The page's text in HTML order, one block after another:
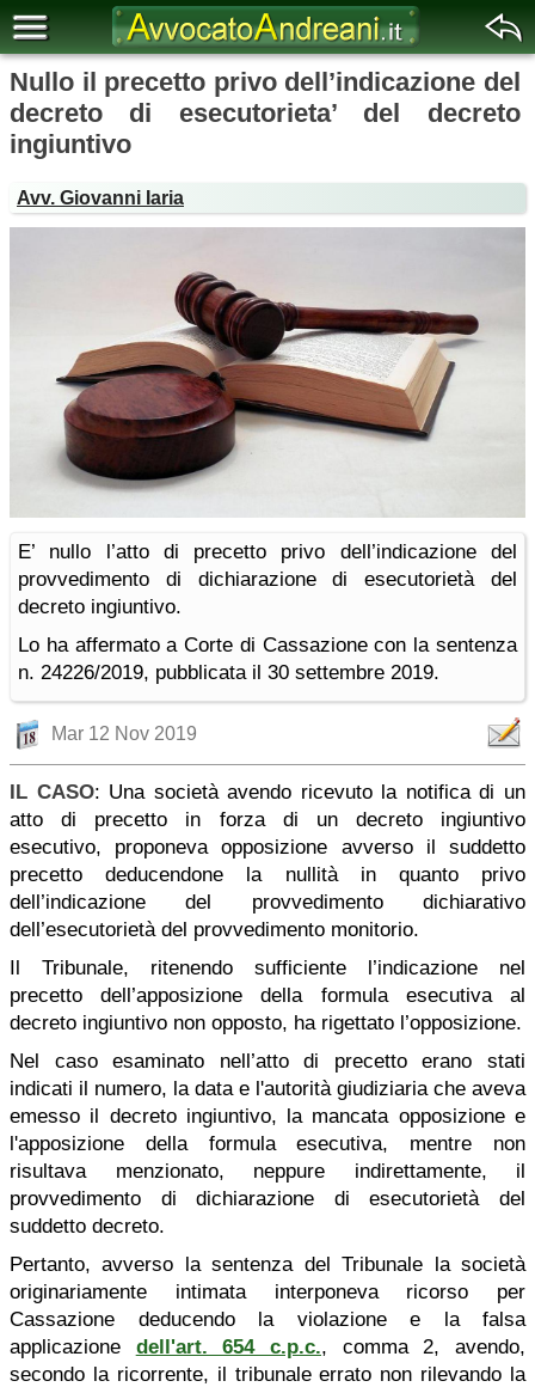
Nullo il precetto privo dell’indicazione del
decreto di esecutorieta’ del decreto
ingiuntivo
Avv. Giovanni Iaria
E’ nullo l’atto di precetto privo dell’indicazione del
provvedimento di dichiarazione di esecutorietà del
decreto ingiuntivo.
Lo ha affermato a Corte di Cassazione con la sentenza
n. 24226/2019, pubblicata il 30 settembre 2019.
Mar 12 Nov 2019
IL CASO: Una società avendo ricevuto la notifica di un
atto di precetto in forza di un decreto ingiuntivo
esecutivo, proponeva opposizione avverso il suddetto
precetto deducendone la nullità in quanto privo
dell’indicazione del provvedimento dichiarativo
dell’esecutorietà del provvedimento monitorio.
Il Tribunale, ritenendo sufficiente l’indicazione nel
precetto dell’apposizione della formula esecutiva al
decreto ingiuntivo non opposto, ha rigettato l’opposizione.
Nel caso esaminato nell’atto di precetto erano stati
indicati il numero, la data e l'autorità giudiziaria che aveva
emesso il decreto ingiuntivo, la mancata opposizione e
l'apposizione della formula esecutiva, mentre non
risultava menzionato, neppure indirettamente, il
provvedimento di dichiarazione di esecutorietà del
suddetto decreto.
Pertanto, avverso la sentenza del Tribunale la società
originariamente intimata interponeva ricorso per
Cassazione deducendo la violazione e la falsa
applicazione dell'art. 654 c.p.c., comma 2, avendo,
secondo la ricorrente, il tribunale errato non rilevando la